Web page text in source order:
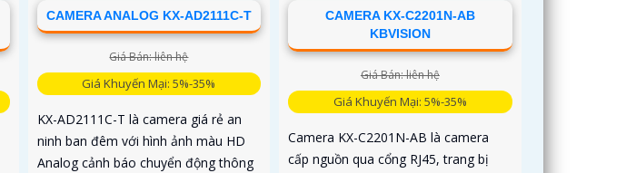
CAMERA ANALOG KX-AD2111C-T
Giá Bán: liên hệ
Giá Khuyến Mại: 5%-35%
KX-AD2111C-T là camera giá rẻ an
ninh ban đêm với hình ảnh màu HD
Analog cảnh báo chuyển động thông
CAMERA KX-C2201N-AB
KBVISION
Giá Bán: liên hệ
Giá Khuyến Mại: 5%-35%
Camera KX-C2201N-AB là camera
cấp nguồn qua cổng RJ45, trang bị